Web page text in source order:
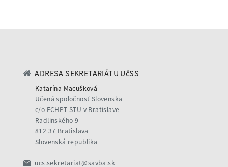
ADRESA SEKRETARIÁTU UčSS
Katarína Macušková
Učená spoločnosť Slovenska
c/o FCHPT STU v Bratislave
Radlinského 9
812 37 Bratislava
Slovenská republika
ucs.sekretariat@savba.sk